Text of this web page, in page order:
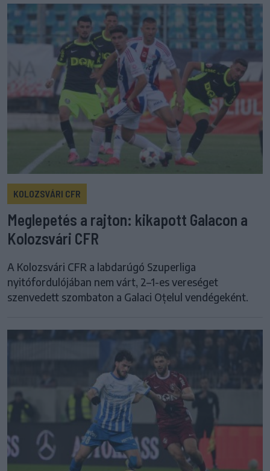
KOLOZSVÁRI CFR
Meglepetés a rajton: kikapott Galacon a
Kolozsvári CFR
A Kolozsvári CFR a labdarúgó Szuperliga
nyitófordulójában nem várt, 2–1-es vereséget
szenvedett szombaton a Galaci Oțelul vendégeként.